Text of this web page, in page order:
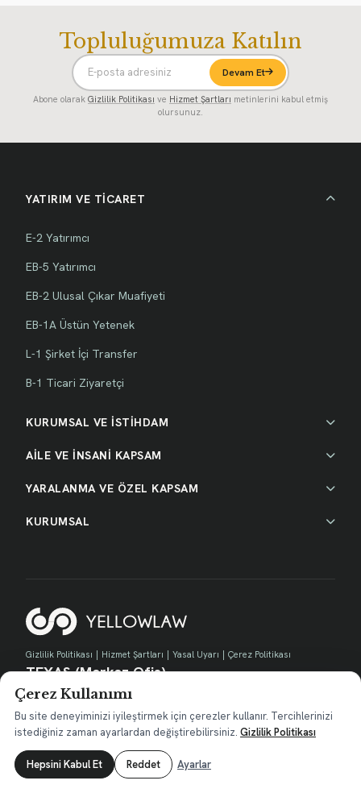
Topluluğumuza Katılın
Devam Et
Abone olarak Gizlilik Politikası ve Hizmet Şartları metinlerini kabul etmiş
olursunuz.
YATIRIM VE TİCARET
E-2 Yatırımcı
EB-5 Yatırımcı
EB-2 Ulusal Çıkar Muafiyeti
EB-1A Üstün Yetenek
L-1 Şirket İçi Transfer
B-1 Ticari Ziyaretçi
KURUMSAL VE İSTİHDAM
AİLE VE İNSANİ KAPSAM
YARALANMA VE ÖZEL KAPSAM
KURUMSAL
Gizlilik Politikası Hizmet Şartları Yasal Uyarı Çerez Politikası
TEXAS (Merkez Ofis)
730 E Park Blvd, Suite 100 Plano, TX 75074
contact@yellow.law
Çerez Kullanımı
Bu site deneyiminizi iyileştirmek için çerezler kullanır. Tercihlerinizi
istediğiniz zaman ayarlardan değiştirebilirsiniz. Gizlilik Politikası
Hepsini Kabul Et Reddet Ayarlar